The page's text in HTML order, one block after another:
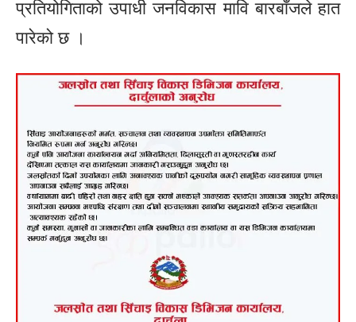
प्रतियोगिताको उपाधी जनविकास मावि बारबाँजले हात
पारेको छ ।